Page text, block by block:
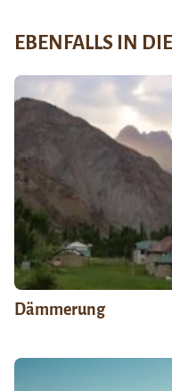
EBENFALLS IN
Dämmerung